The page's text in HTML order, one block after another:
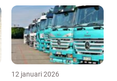
12 januari 2026